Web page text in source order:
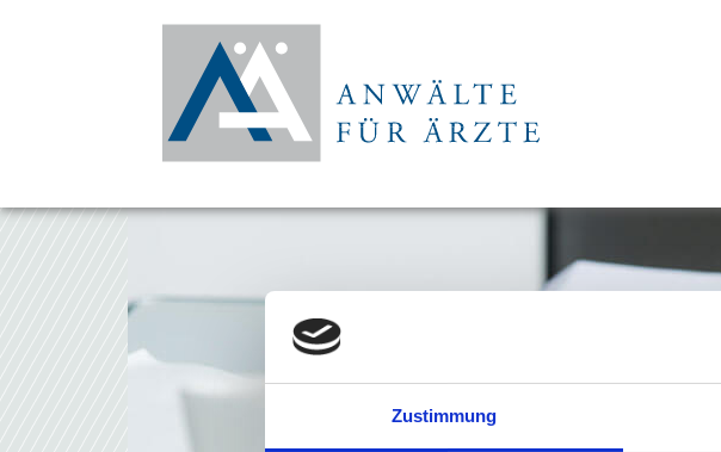
Zustimmung